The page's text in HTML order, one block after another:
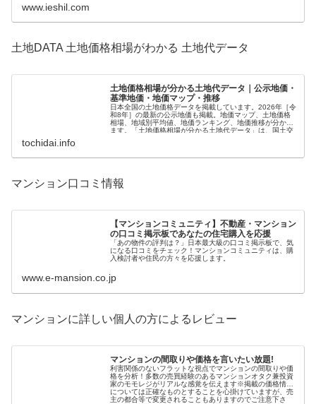
www.ieshil.com
土地DATA 土地価格相場がわかる 土地代データ
土地価格相場が分かる土地代データ｜公示地価・
基準地価・地価マップ・推移
日本全国の土地価格データを掲載しています。2026年［令
和8年］の最新の公示地価も掲載。地価マップ、土地価格
相場、地域別平均値、地価ランキング、地価推移が分かり
ます。「土地価格相場が分かる土地代データ」は、国土交
tochidai.info
マンション口コミ情報
【マンションコミュニティ】不動産・マンション
の口コミ掲示板であなたの住宅購入を応援
「あの物件の評判は？」日本最大級の口コミ掲示板で、気
になる口コミをチェック！マンションコミュニティは、購
入検討者や住民の方々を応援します。
www.e-mansion.co.jp
マンションに詳しい個人の方によるレビュー
マンションの間取りや価格を言いたい放題!
利害関係のないフラットな視点でマンションの間取りや価
格を分析！多数の売買経験のあるマンションオタク兼投資
家のモモレジがリアルな感覚を伝えます※掲載の価格情報
については正確なものとすることを心掛けていますが、売
主の都合等で変更されることもありますのでご注意下さ